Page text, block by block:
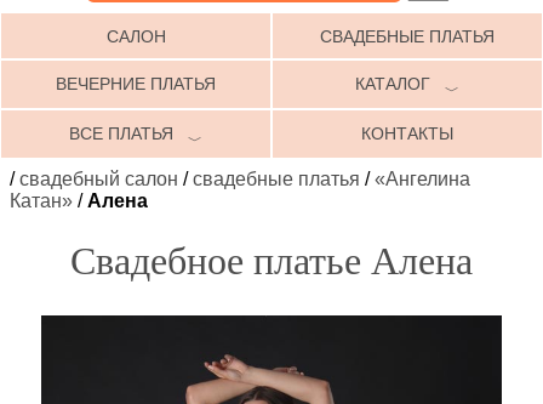
САЛОН СВАДЕБНЫЕ ПЛАТЬЯ
ВЕЧЕРНИЕ ПЛАТЬЯ КАТАЛОГ ﹀
ВСЕ ПЛАТЬЯ ﹀ КОНТАКТЫ
/свадебный салон /свадебные платья /«Ангелина
Катан» /Алена
Свадебное платье Алена